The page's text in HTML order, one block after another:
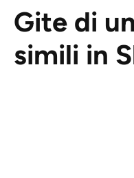
Gite di
simili in